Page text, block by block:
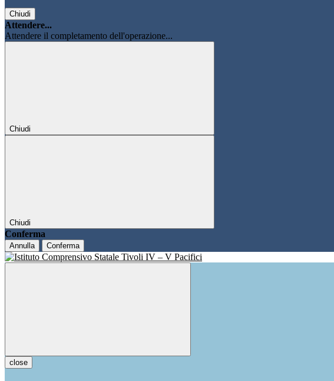
Chiudi
Attendere...
Attendere il completamento dell'operazione...
Chiudi
Chiudi
Conferma
Annulla Conferma
close